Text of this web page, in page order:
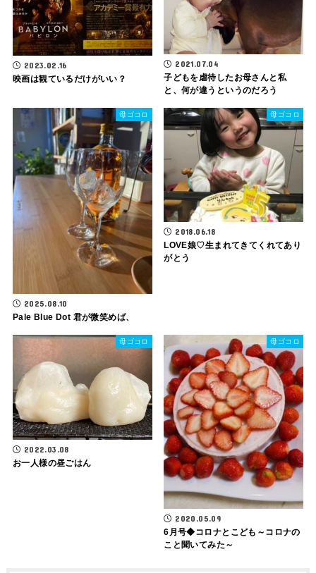
2023.02.16
映画は観ているだけがいい？
2021.07.04
子どもを虐待したお母さんと私
と、何が違うというのだろう
母ゴコロ
2025.08.10
Pale Blue Dot 君が微笑めば、
母ゴコロ
2018.06.18
LOVE娘♡生まれてきてくれてあり
がとう
母ゴコロ
2022.03.08
お一人様の昼ごはん
母ゴコロ
2020.05.09
6月号◆コロナとこども～コロナの
こと聞いてみた～